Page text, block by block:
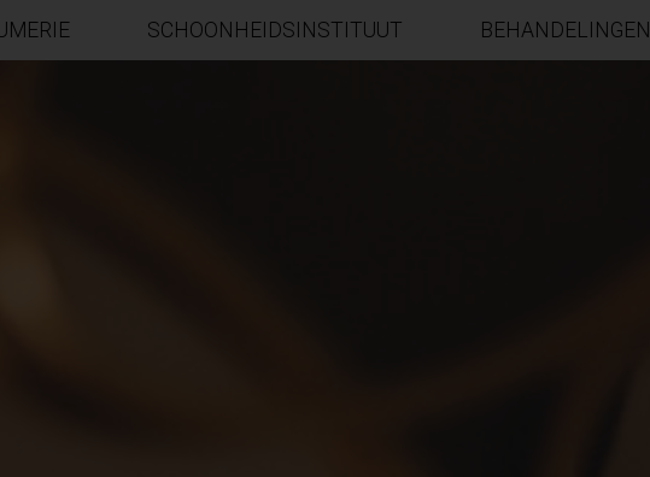
SCHOONHEIDSINSTITUUT BEHANDELINGEN